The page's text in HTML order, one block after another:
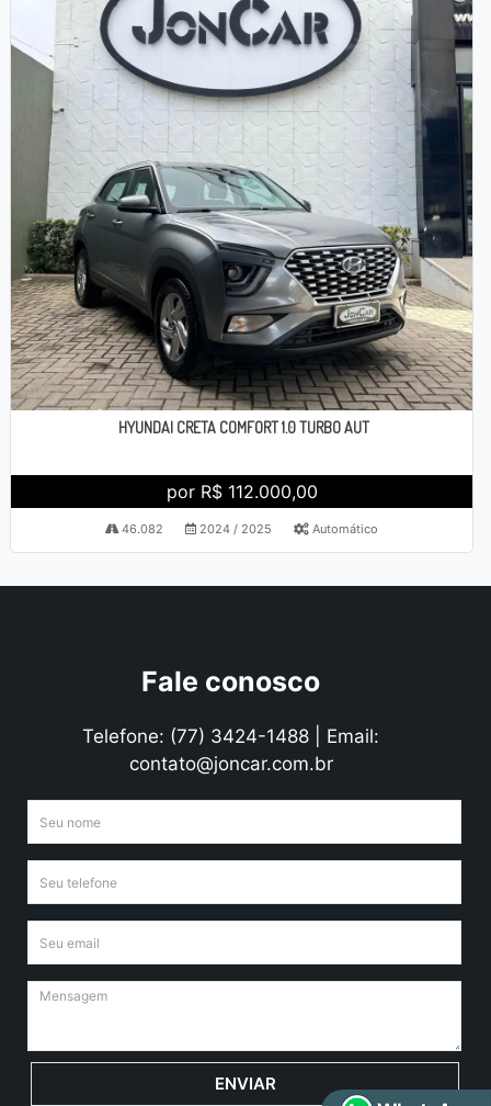
HYUNDAI CRETA COMFORT 1.0 TURBO AUT
por R$ 112.000,00
46.082 2024 / 2025 Automático
Fale conosco
Telefone: (77) 3424-1488 | Email:
contato@joncar.com.br
ENVIAR